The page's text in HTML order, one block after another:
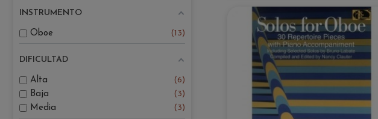
INSTRUMENTO
Oboe 13
DIFICULTAD
Alta
6
Baja
3
Media
3